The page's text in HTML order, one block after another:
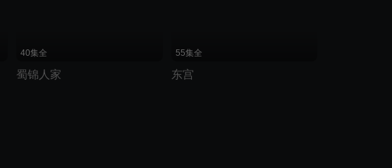
40集全
蜀锦人家
55集全
东宫